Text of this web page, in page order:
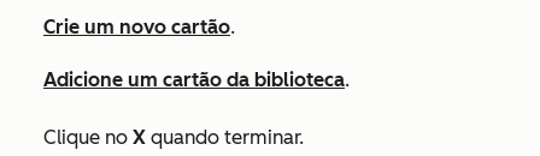
Crie um novo cartão.
Adicione um cartão da biblioteca.
Clique no X quando terminar.